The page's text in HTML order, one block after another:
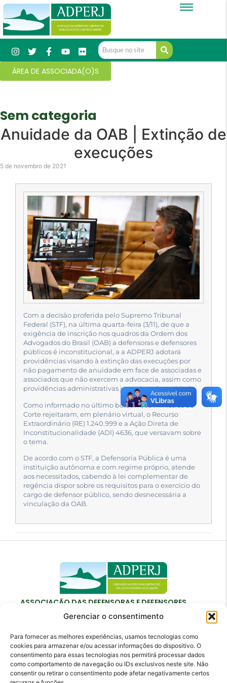
Gerenciar o consentimento
Para fornecer as melhores experiências, usamos tecnologias como
cookies para armazenar e/ou acessar informações do dispositivo. O
consentimento para essas tecnologias nos permitirá processar dados
como comportamento de navegação ou IDs exclusivos neste site. Não
consentir ou retirar o consentimento pode afetar negativamente certos
ÁREA DE ASSOCIADA(O)S
Sem categoria
Anuidade da OAB | Extinção de
execuções
5 de novembro de 2021
Com a decisão proferida pelo Supremo Tribunal
Federal (STF), na última quarta-feira (3/11), de que a
exigência de inscrição nos quadros da Ordem dos
Advogados do Brasil (OAB) a defensoras e defensores
públicos é inconstitucional, a a ADPERJ adotará
providências visando à extinção das execuções por
não pagamento de anuidade em face de associadas e
associados que não exercem a advocacia, assim como
providências administrativas junto àquela entidade.
Como informado no último boletim, os ministros da
Corte rejeitaram, em plenário virtual, o Recurso
Extraordinário (RE) 1.240.999 e a Ação Direta de
Inconstitucionalidade (ADI) 4636, que versavam sobre
o tema.
De acordo com o STF, a Defensoria Pública é uma
instituição autônoma e com regime próprio, atende
aos necessitados, cabendo à lei complementar de
regência dispor sobre os requisitos para o exercício do
cargo de defensor público, sendo desnecessária a
vinculação da OAB.
ASSOCIAÇÃO DAS DEFENSORAS E DEFENSORES
PÚBLICOS DO ESTADO DO RIO DE JANEIRO
Contato